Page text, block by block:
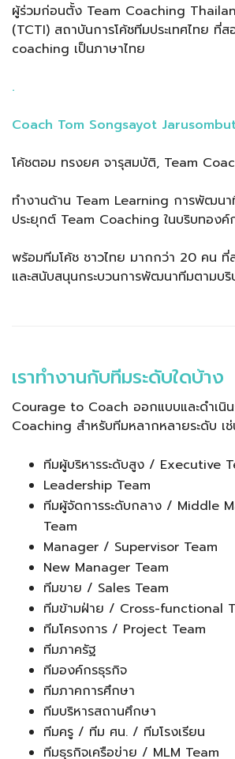
ผู้ร่วมก่อนตั้ง Team Coaching
(TCTI) สถาบันการโค้ชทีมประเทศไทย ที่
coaching เป็นภาษาไทย
.
Coach Tom Songsayot
โค้ชตอม ทรงยศ จารุสมบัติ, Team
ทำงานด้าน Team Learning การพัฒน
ประยุกต์ Team Coaching ในบริบทองค์
พร้อมทีมโค้ช ชาวไทย มากกว่า 20 คน ที่
และสนับสนุนกระบวนการพัฒนาทีมตามบ
เราทำงานกับทีมระดับใดบ้าง
Courage to Coach ออกแบบและดำเนิ
Coaching สำหรับทีมหลากหลายระดับ เ
ทีมผู้บริหารระดับสูง / Executive
Leadership Team
ทีมผู้จัดการระดับกลาง / Middle
Team
Manager / Supervisor Team
New Manager Team
ทีมขาย / Sales Team
ทีมข้ามฝ่าย / Cross-functional
ทีมโครงการ / Project Team
ทีมภาครัฐ
ทีมองค์กรธุรกิจ
ทีมภาคการศึกษา
ทีมบริหารสถานศึกษา
ทีมครู / ทีม ศน. / ทีมโรงเรียน
ทีมธุรกิจเครือข่าย / MLM Team